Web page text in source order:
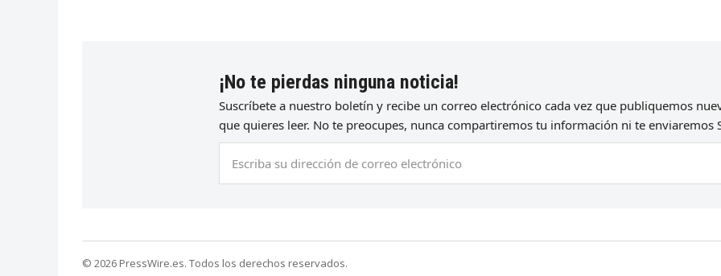
¡No te pierdas ninguna noticia!
Suscríbete a nuestro boletín y recibe un correo electrónico cada vez que publiquemos
que quieres leer. No te preocupes, nunca compartiremos tu información ni te enviaremos
© 2026 PressWire.es. Todos los derechos reservados.